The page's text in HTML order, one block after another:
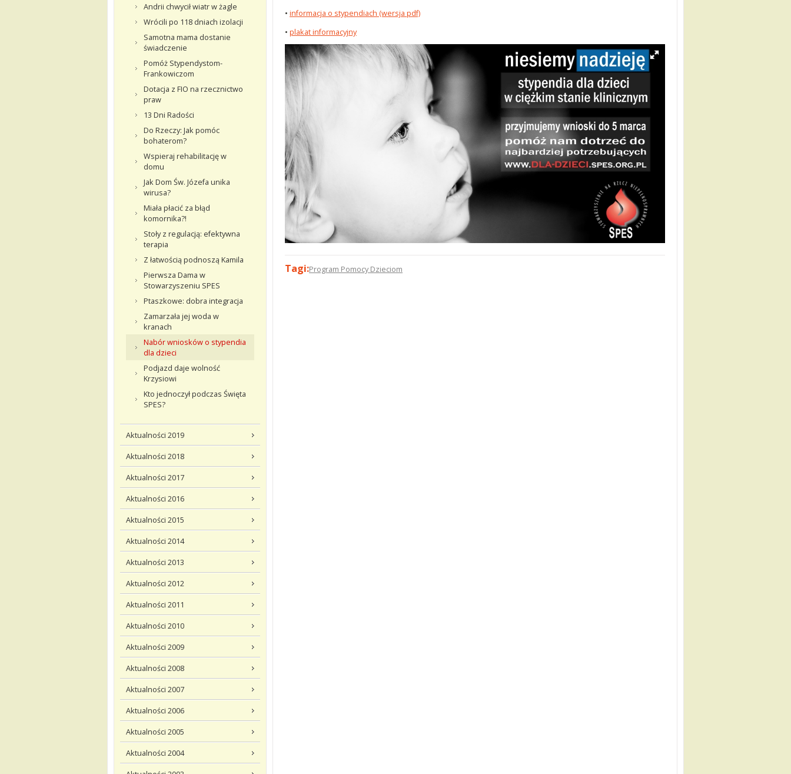
Andrii chwycił wiatr w żagle
Wrócili po 118 dniach izolacji
Samotna mama dostanie
świadczenie
Pomóż Stypendystom-
Frankowiczom
Dotacja z FIO na rzecznictwo
praw
13 Dni Radości
Do Rzeczy: Jak pomóc
bohaterom?
Wspieraj rehabilitację w
domu
Jak Dom Św. Józefa unika
wirusa?
Miała płacić za błąd
komornika?!
Stoły z regulacją: efektywna
terapia
Z łatwością podnoszą Kamila
Pierwsza Dama w
Stowarzyszeniu SPES
Ptaszkowe: dobra integracja
Zamarzała jej woda w
kranach
Nabór wniosków o stypendia
dla dzieci
Podjazd daje wolność
Krzysiowi
Kto jednoczył podczas Święta
SPES?
Aktualności 2019
Aktualności 2018
Aktualności 2017
Aktualności 2016
Aktualności 2015
Aktualności 2014
Aktualności 2013
Aktualności 2012
Aktualności 2011
Aktualności 2010
Aktualności 2009
Aktualności 2008
Aktualności 2007
Aktualności 2006
Aktualności 2005
Aktualności 2004
• informacja o stypendiach (wersja pdf)
• plakat informacyjny
Tagi:Program Pomocy Dzieciom